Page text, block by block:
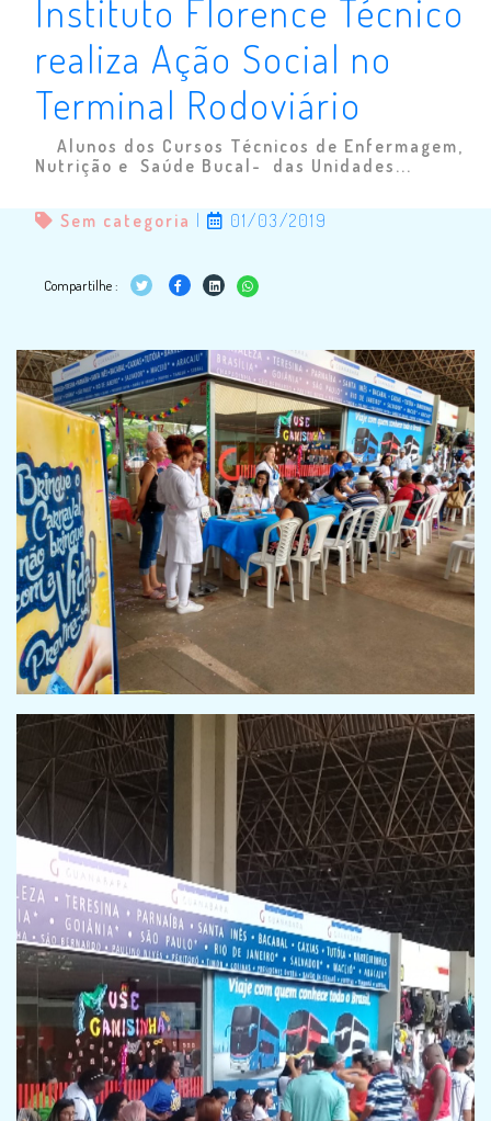
Instituto Florence Técnico
realiza Ação Social no
Terminal Rodoviário
Alunos dos Cursos Técnicos de Enfermagem,
Nutrição e Saúde Bucal- das Unidades...
Sem categoria 01/03/2019
Compartilhe :